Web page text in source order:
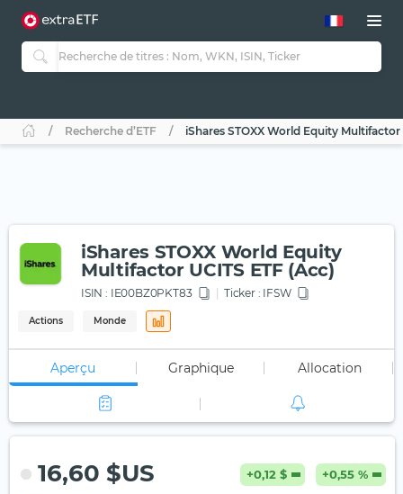
Recherche d’ETF iShares STOXX World Equity Multifactor
iShares STOXX World Equity
Multifactor UCITS ETF (Acc)
ISIN : IE00BZ0PKT83 Ticker : IFSW
Actions Monde
Aperçu Graphique Allocation
16,60 $US +0,12 $
+0,55 %